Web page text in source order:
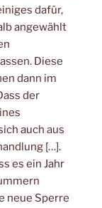
dafür,
angewählt
Diese
dann im
der
auch aus
[…].
es ein Jahr
neue Sperre